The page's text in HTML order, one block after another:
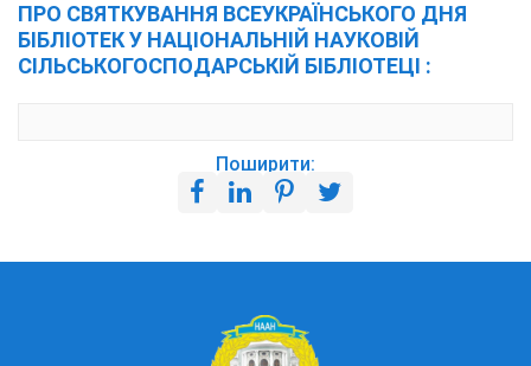
ПРО СВЯТКУВАННЯ ВСЕУКРАЇНСЬКОГО ДНЯ
БІБЛІОТЕК У НАЦІОНАЛЬНІЙ НАУКОВІЙ
СІЛЬСЬКОГОСПОДАРСЬКІЙ БІБЛІОТЕЦІ :
Поширити: